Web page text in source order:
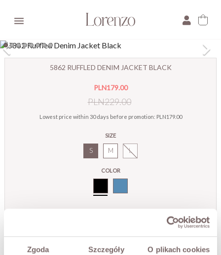
Zgoda Szczegóły O plikach cookies

5862 RUFFLED DENIM JACKET BLACK
PLN179.00
PLN229.00
Lowest price within 30 days before promotion: PLN179.00
SIZE
S M L
COLOR
TRY IT ON VIRTUALLY